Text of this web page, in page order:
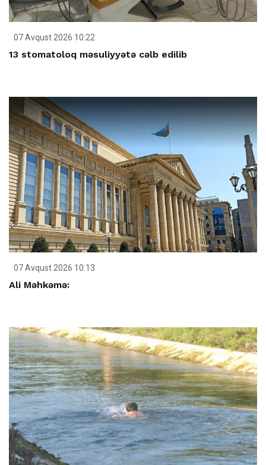
07 Avqust 2026 10:22
13 stomatoloq məsuliyyətə cəlb edilib
07 Avqust 2026 10:13
Ali Məhkəmə: